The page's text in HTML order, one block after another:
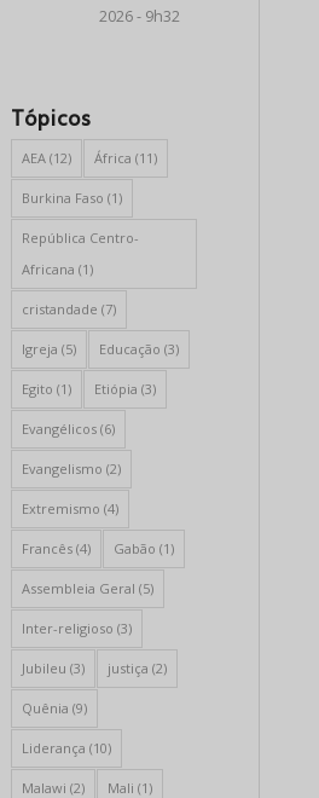
2026 - 9h32
Tópicos
AEA (12) África (11)
Burkina Faso (1)
República Centro-
Africana (1)
cristandade (7)
Igreja (5) Educação (3)
Egito (1) Etiópia (3)
Evangélicos (6)
Evangelismo (2)
Extremismo (4)
Francês (4) Gabão (1)
Assembleia Geral (5)
Inter-religioso (3)
Jubileu (3) justiça (2)
Quênia (9)
Liderança (10)
Malawi (2) Mali (1)